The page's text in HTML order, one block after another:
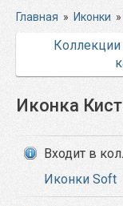
Главная » Иконки »
Иконка
Входит в
Иконки Soft